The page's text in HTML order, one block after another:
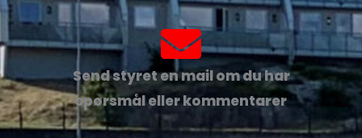
Send styret en mail om du har
spørsmål eller kommentarer